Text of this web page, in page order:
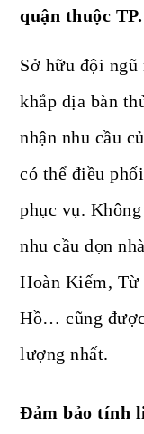
quận thuộc
Sở hữu đội ngũ
khắp địa bàn
nhận nhu cầu
có thể điều
phục vụ.
nhu cầu dọn
Hoàn Kiếm,
Hồ… cũng
lượng nhất.
Đảm bảo tính